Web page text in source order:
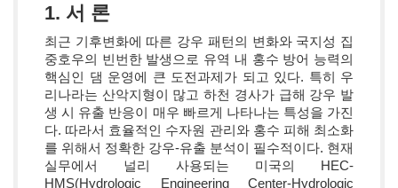
1. 서 론
최근 기후변화에 따른 강우 패턴의 변화와 국지성 집
중호우의 빈번한 발생으로 유역 내 홍수 방어 능력의
핵심인 댐 운영에 큰 도전과제가 되고 있다. 특히 우
리나라는 산악지형이 많고 하천 경사가 급해 강우 발
생 시 유출 반응이 매우 빠르게 나타나는 특성을 가진
다. 따라서 효율적인 수자원 관리와 홍수 피해 최소화
를 위해서 정확한 강우-유출 분석이 필수적이다. 현재
실무에서 널리 사용되는 미국의 HEC-
HMS(Hydrologic Engineering Center-Hydrologic